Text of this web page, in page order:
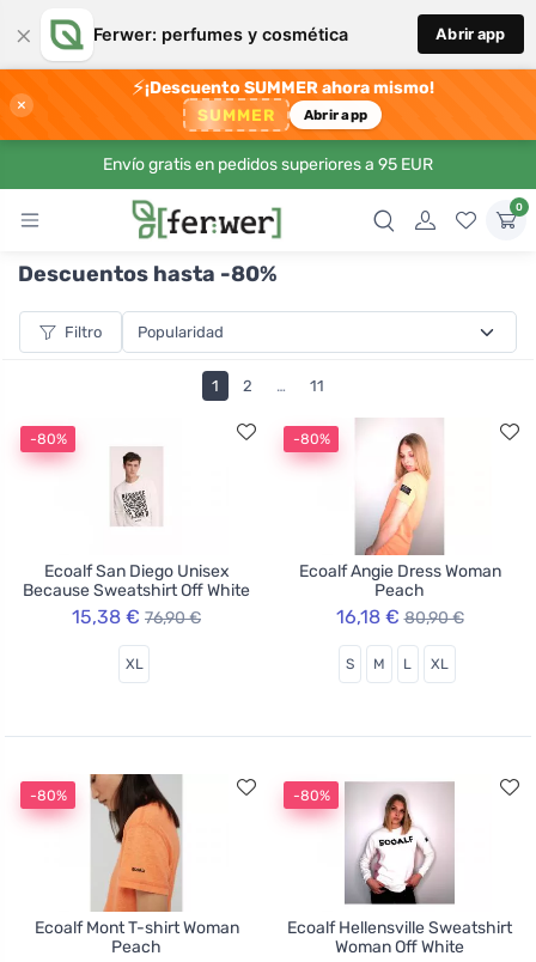
× Ferwer: perfumes y cosmética Abrir app
×
⚡¡Descuento SUMMER ahora mismo!
SUMMER Abrir app
Envío gratis en pedidos superiores a 95 EUR
0
Descuentos hasta -80%
Filtro
1 2 … 11
-80%
Ecoalf San Diego Unisex
Because Sweatshirt Off White
15,38 € 76,90 €
XL
-80%
Ecoalf Angie Dress Woman
Peach
16,18 € 80,90 €
S M L XL
-80%
Ecoalf Mont T-shirt Woman
Peach
-80%
Ecoalf Hellensville Sweatshirt
Woman Off White